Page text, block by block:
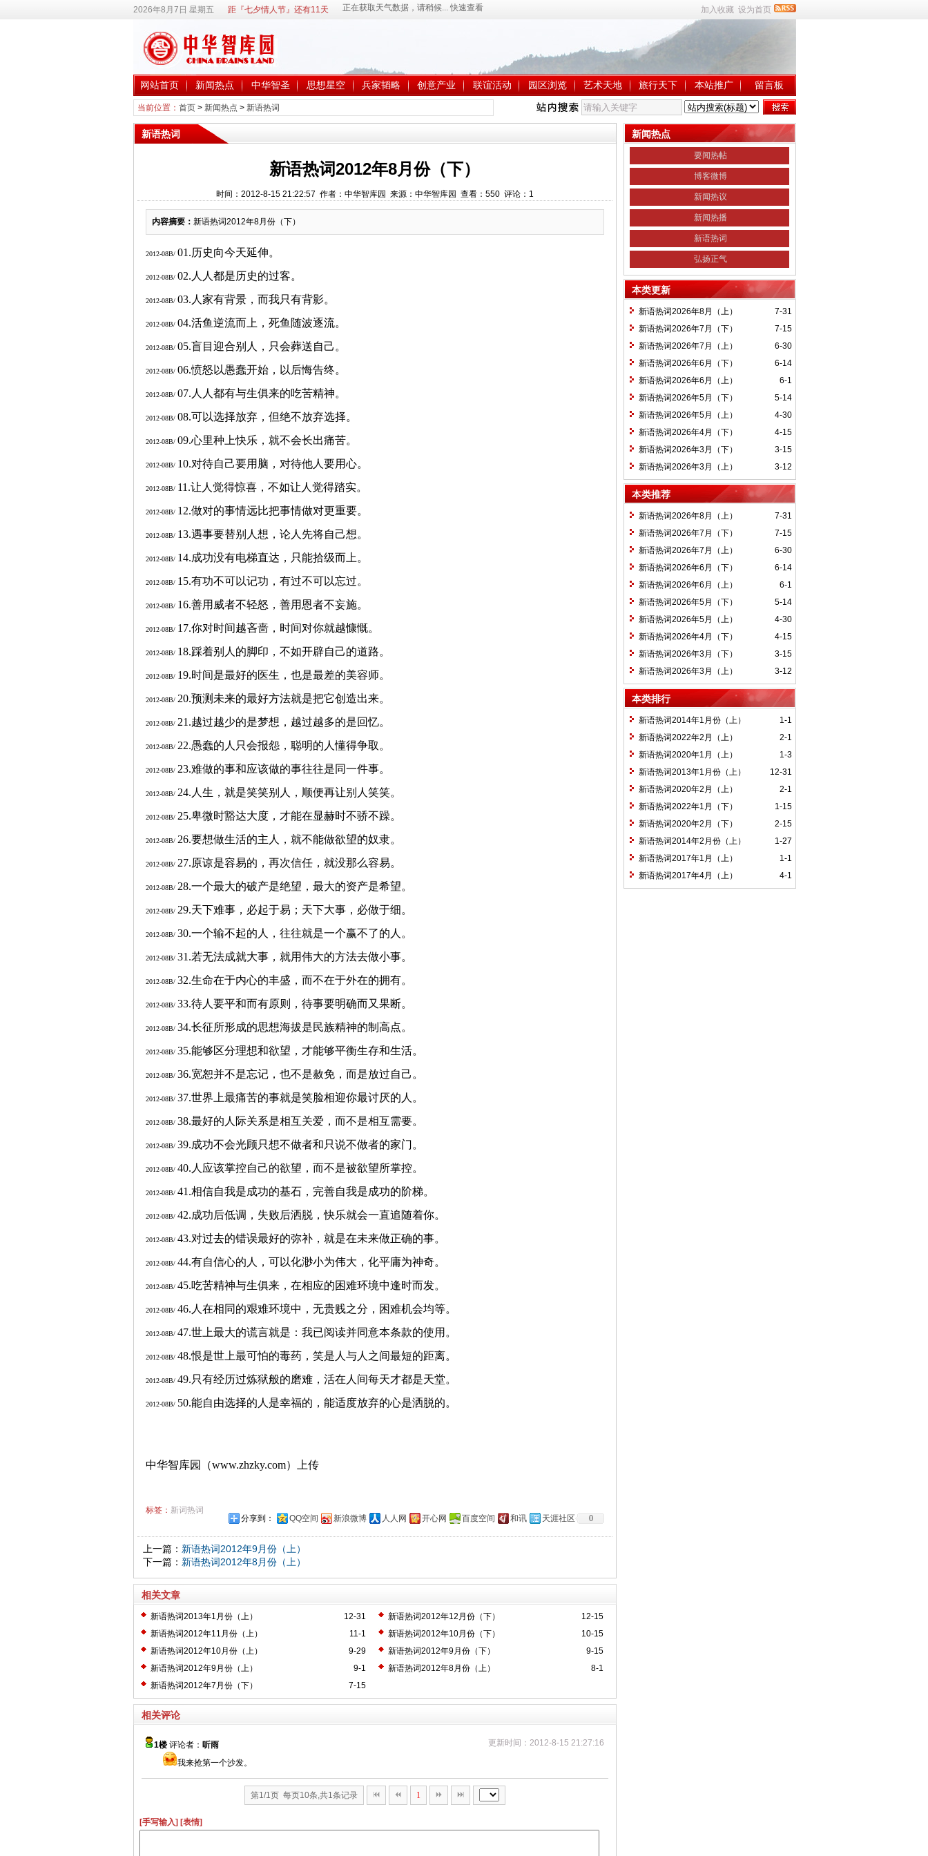
2026年8月7日 星期五 距『七夕情人节』还有11天 加入收藏 设为首页
网站首页 新闻热点 中华智圣 思想星空 兵家韬略 创意产业 联谊活动 园区浏览 艺术天地 旅行天下 本站推广 留言板
当前位置： 首页> 新闻热点 > 新语热词
新语热词
新语热词2012年8月份（下）
时间：2012-8-15 21:22:57 作者：中华智库园 来源：中华智库园 查看： 550评论： 1
内容摘要： 新语热词2012年8月份（下）
2012-08B/ 01.历史向今天延伸。
2012-08B/ 02. 人人都是历史的过客。
2012-08B/ 03. 人家有背景，而我只有背影。
2012-08B/ 04.活鱼逆流而上，死鱼随波逐流。
2012-08B/ 05.盲目迎合别人，只会葬送自己。
2012-08B/ 06.愤怒以愚蠢开始，以后悔告终。
2012-08B/ 07. 人人都有与生俱来的吃苦精神。
2012-08B/ 08.可以选择放弃，但绝不放弃选择。
2012-08B/ 09.心里种上快乐，就不会长出痛苦。
2012-08B/ 10.对待自己要用脑，对待他人要用心。
2012-08B/ 11.让人觉得惊喜，不如让人觉得踏实。
2012-08B/ 12.做对的事情远比把事情做对更重要。
2012-08B/ 13.遇事要替别人想，论人先将自己想。
2012-08B/ 14.成功没有电梯直达，只能拾级而上。
2012-08B/ 15.有功不可以记功，有过不可以忘过。
2012-08B/ 16.善用威者不轻怒，善用恩者不妄施。
2012-08B/ 17.你对时间越吝啬，时间对你就越慷慨。
2012-08B/ 18.踩着别人的脚印，不如开辟自己的道路。
2012-08B/ 19.时间是最好的医生，也是最差的美容师。
2012-08B/ 20.预测未来的最好方法就是把它创造出来。
2012-08B/ 21.越过越少的是梦想，越过越多的是回忆。
2012-08B/ 22.愚蠢的人只会报怨，聪明的人懂得争取。
2012-08B/ 23.难做的事和应该做的事往往是同一件事。
2012-08B/ 24. 人生，就是笑笑别人，顺便再让别人笑笑。
2012-08B/ 25.卑微时豁达大度，才能在显赫时不骄不躁。
2012-08B/ 26.要想做生活的主人，就不能做欲望的奴隶。
2012-08B/ 27.原谅是容易的，再次信任，就没那么容易。
2012-08B/ 28.一个最大的破产是绝望，最大的资产是希望。
2012-08B/ 29.天下难事，必起于易；天下大事，必做于细。
2012-08B/ 30.一个输不起的人，往往就是一个赢不了的人。
2012-08B/ 31.若无法成就大事，就用伟大的方法去做小事。
2012-08B/ 32.生命在于内心的丰盛，而不在于外在的拥有。
2012-08B/ 33.待人要平和而有原则，待事要明确而又果断。
2012-08B/ 34.长征所形成的思想海拔是民族精神的制高点。
2012-08B/ 35.能够区分理想和欲望，才能够平衡生存和生活。
2012-08B/ 36.宽恕并不是忘记，也不是赦免，而是放过自己。
2012-08B/ 37.世界上最痛苦的事就是笑脸相迎你最讨厌的人。
2012-08B/ 38.最好的人际关系是相互关爱，而不是相互需要。
2012-08B/ 39.成功不会光顾只想不做者和只说不做者的家门。
2012-08B/ 40. 人应该掌控自己的欲望，而不是被欲望所掌控。
2012-08B/ 41.相信自我是成功的基石，完善自我是成功的阶梯。
2012-08B/ 42.成功后低调，失败后洒脱，快乐就会一直追随着你。
2012-08B/ 43.对过去的错误最好的弥补，就是在未来做正确的事。
2012-08B/ 44.有自信心的人，可以化渺小为伟大，化平庸为神奇。
2012-08B/ 45.吃苦精神与生俱来，在相应的困难环境中逢时而发。
2012-08B/ 46. 人在相同的艰难环境中，无贵贱之分，困难机会均等。
2012-08B/ 47.世上最大的谎言就是：我已阅读并同意本条款的使用。
2012-08B/ 48.恨是世上最可怕的毒药，笑是人与人之间最短的距离。
2012-08B/ 49.只有经历过炼狱般的磨难，活在人间每天才都是天堂。
2012-08B/ 50.能自由选择的人是幸福的，能适度放弃的心是洒脱的。
中华智库园（www.zhzky.com）上传
标签： 新词热词
分享到：
QQ空间 新浪微博 人人网 开心网 百度空间 和讯 天涯社区 0
上一篇： 新语热词2012年9月份（上）
下一篇： 新语热词2012年8月份（上）
相关文章
12-31
新语热词2013年1月份（上） 12-15
新语热词2012年12月份（下）
11-1
新语热词2012年11月份（上） 10-15
新语热词2012年10月份（下）
9-29
新语热词2012年10月份（上） 9-15
新语热词2012年9月份（下）
9-1
新语热词2012年9月份（上） 8-1
新语热词2012年8月份（上）
7-15
新语热词2012年7月份（下）
相关评论
更新时间：2012-8-15 21:27:16
1楼评论者： 听雨
我来抢第一个沙发。
第1/1页 每页10条,共1条记录 1
[手写输入] [表情]
新闻热点
要闻热帖
博客微博
新闻热议
新闻热播
新语热词
弘扬正气
本类更新
7-31
新语热词2026年8月（上）
7-15
新语热词2026年7月（下）
6-30
新语热词2026年7月（上）
6-14
新语热词2026年6月（下）
6-1
新语热词2026年6月（上）
5-14
新语热词2026年5月（下）
4-30
新语热词2026年5月（上）
4-15
新语热词2026年4月（下）
3-15
新语热词2026年3月（下）
3-12
新语热词2026年3月（上）
本类推荐
7-31
新语热词2026年8月（上）
7-15
新语热词2026年7月（下）
6-30
新语热词2026年7月（上）
6-14
新语热词2026年6月（下）
6-1
新语热词2026年6月（上）
5-14
新语热词2026年5月（下）
4-30
新语热词2026年5月（上）
4-15
新语热词2026年4月（下）
3-15
新语热词2026年3月（下）
3-12
新语热词2026年3月（上）
本类排行
1-1
新语热词2014年1月份（上）
2-1
新语热词2022年2月（上）
1-3
新语热词2020年1月（上）
12-31
新语热词2013年1月份（上）
2-1
新语热词2020年2月（上）
1-15
新语热词2022年1月（下）
2-15
新语热词2020年2月（下）
1-27
新语热词2014年2月份（上）
1-1
新语热词2017年1月（上）
4-1
新语热词2017年4月（上）